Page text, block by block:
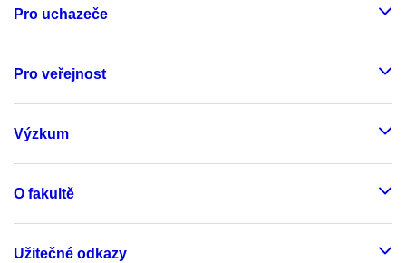
Pro uchazeče
Pro veřejnost
Výzkum
O fakultě
Užitečné odkazy